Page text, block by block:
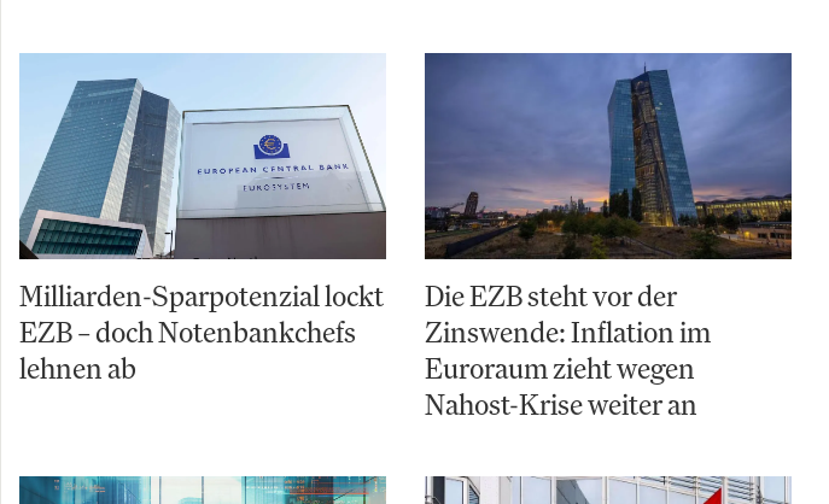
Milliarden-Sparpotenzial lockt
EZB – doch Notenbankchefs
lehnen ab
Die EZB steht vor der
Zinswende: Inflation im
Euroraum zieht wegen
Nahost-Krise weiter an